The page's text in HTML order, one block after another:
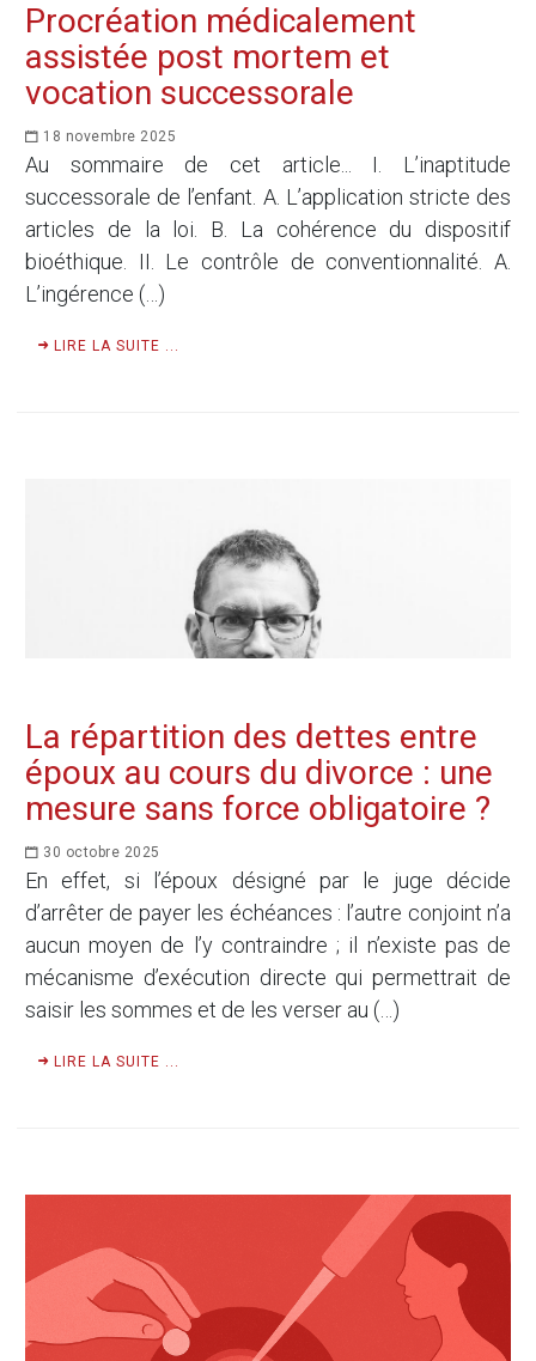
Procréation médicalement
assistée post mortem et
vocation successorale
18 novembre 2025
Au sommaire de cet article... I. L’inaptitude
successorale de l’enfant. A. L’application stricte des
articles de la loi. B. La cohérence du dispositif
bioéthique. II. Le contrôle de conventionnalité. A.
L’ingérence (…)
LIRE LA SUITE ...
La répartition des dettes entre
époux au cours du divorce : une
mesure sans force obligatoire ?
30 octobre 2025
En effet, si l’époux désigné par le juge décide
d’arrêter de payer les échéances : l’autre conjoint n’a
aucun moyen de l’y contraindre ; il n’existe pas de
mécanisme d’exécution directe qui permettrait de
saisir les sommes et de les verser au (…)
LIRE LA SUITE ...